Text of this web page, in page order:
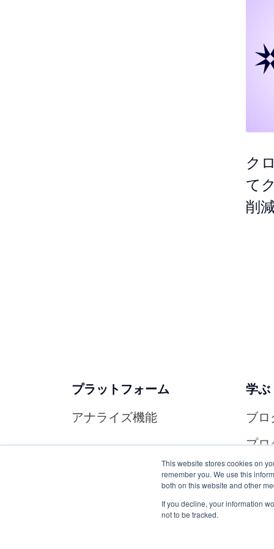
This website stores cookies on
remember you. We use this
both on this website and other
If you decline, your information
not to be tracked.
ク
て
削
プラットフォーム
アナライズ機能
学ぶ
ブロ
プロ
プライバシーポリシ